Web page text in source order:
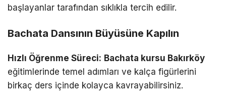
başlayanlar tarafından sıklıkla tercih edilir.
Bachata Dansının Büyüsüne Kapılın
Hızlı Öğrenme Süreci: Bachata kursu Bakırköy
eğitimlerinde temel adımları ve kalça figürlerini
birkaç ders içinde kolayca kavrayabilirsiniz.